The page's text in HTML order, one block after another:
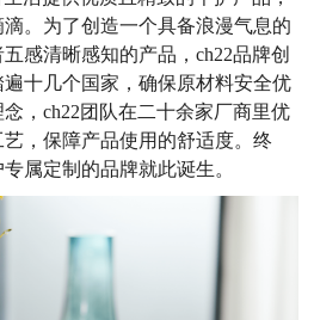
。为了创造一个具备浪漫气息的
感清晰感知的产品，ch22品牌创
十几个国家，确保原材料安全优
，ch22团队在二十余家厂商里优
，保障产品使用的舒适度。终
属定制的品牌就此诞生。